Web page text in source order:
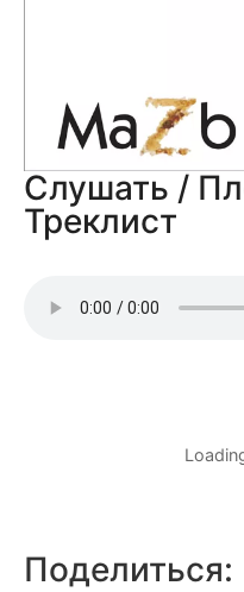
Слушать /
Треклист
Поделиться: